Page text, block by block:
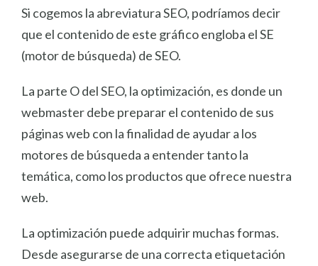
Si cogemos la abreviatura SEO, podríamos decir
que el contenido de este gráfico engloba el SE
(motor de búsqueda) de SEO.
La parte O del SEO, la optimización, es donde un
webmaster debe preparar el contenido de sus
páginas web con la finalidad de ayudar a los
motores de búsqueda a entender tanto la
temática, como los productos que ofrece nuestra
web.
La optimización puede adquirir muchas formas.
Desde asegurarse de una correcta etiquetación